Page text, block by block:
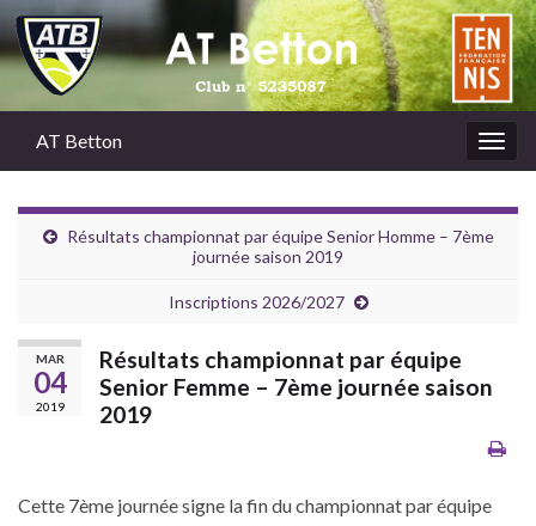
AT Betton
Résultats championnat par équipe Senior Homme – 7ème
journée saison 2019
Inscriptions 2026/2027
MAR
04
2019
Résultats championnat par équipe
Senior Femme – 7ème journée saison
2019
Cette 7ème journée signe la fin du championnat par équipe